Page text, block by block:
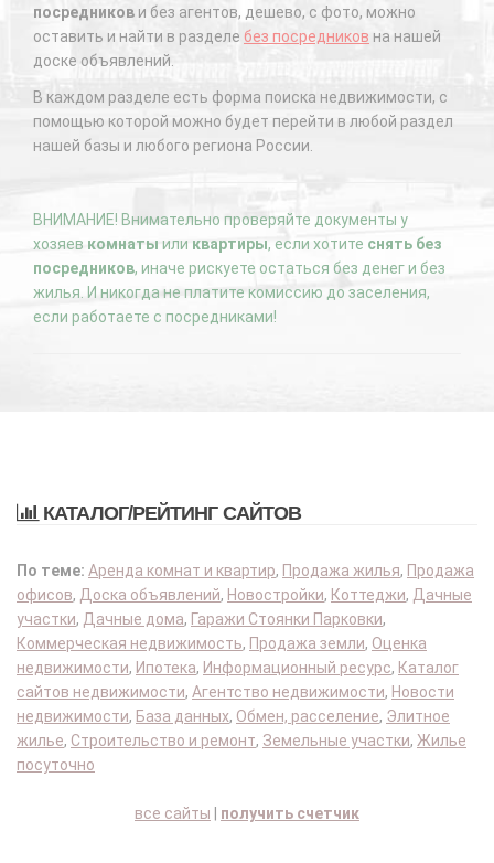
посредников и без агентов, дешево, с фото, можно
оставить и найти в разделе без посредников на нашей
доске объявлений.
В каждом разделе есть форма поиска недвижимости, с
помощью которой можно будет перейти в любой раздел
нашей базы и любого региона России.
ВНИМАНИЕ! Внимательно проверяйте документы у
хозяев комнаты или квартиры, если хотите снять без
посредников, иначе рискуете остаться без денег и без
жилья. И никогда не платите комиссию до заселения,
если работаете с посредниками!
КАТАЛОГ/РЕЙТИНГ САЙТОВ
По теме: Аренда комнат и квартир, Продажа жилья, Продажа
офисов, Доска объявлений, Новостройки, Коттеджи, Дачные
участки, Дачные дома, Гаражи Стоянки Парковки,
Коммерческая недвижимость, Продажа земли, Оценка
недвижимости, Ипотека, Информационный ресурс, Каталог
сайтов недвижимости, Агентство недвижимости, Новости
недвижимости, База данных, Обмен, расселение, Элитное
жилье, Строительство и ремонт, Земельные участки, Жилье
посуточно
все сайты получить счетчик